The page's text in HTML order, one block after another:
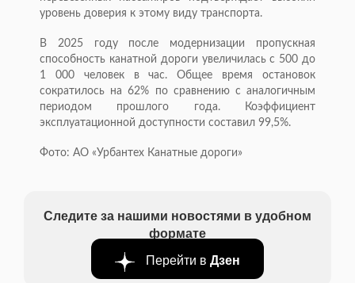
уровень доверия к этому виду транспорта.
В 2025 году после модернизации пропускная
способность канатной дороги увеличилась с 500 до
1 000 человек в час. Общее время остановок
сократилось на 62% по сравнению с аналогичным
периодом прошлого года. Коэффициент
эксплуатационной доступности составил 99,5%.
Фото: АО «Урбантех Канатные дороги»
Следите за нашими новостями в удобном
формате
Перейти в Дзен